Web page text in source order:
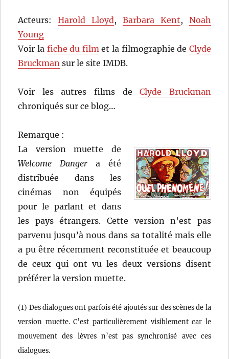
Acteurs:Harold Lloyd, Barbara Kent, Noah
Young
Voir la fiche du filmet la filmographie de Clyde
Bruckman sur le site IMDB.
Voir les autres films deClyde Bruckman
chroniqués sur ce blog…
Remarque :
La version muette de
Welcome Danger a été
distribuée dans les
cinémas non équipés
pour le parlant et dans
les pays étrangers. Cette version n’est pas
parvenu jusqu’à nous dans sa totalité mais elle
a pu être récemment reconstituée et beaucoup
de ceux qui ont vu les deux versions disent
préférer la version muette.
(1) Des dialogues ont parfois été ajoutés sur des scènes de la
version muette. C’est particulièrement visiblement car le
mouvement des lèvres n’est pas synchronisé avec ces
dialogues.